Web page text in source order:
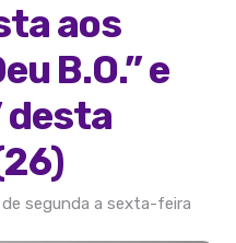
aos
B.O.” e
desta
segunda a sexta-feira